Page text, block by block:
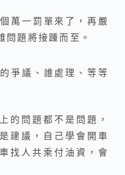
萬一罰單來了，再嚴
問題將接踵而至。
爭議、誰處理、等等
的問題都不是問題，
建議，自己學會開車
找人共乘付油資，會